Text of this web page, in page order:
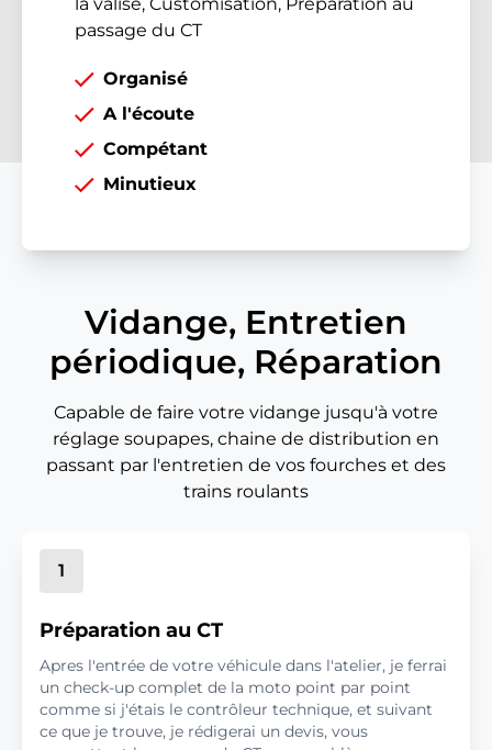
Organisé
A l'écoute
Compétant
Minutieux
passage du CT
Vidange, Entretien
périodique, Réparation
Capable de faire votre vidange jusqu'à votre
réglage soupapes, chaine de distribution en
passant par l'entretien de vos fourches et des
trains roulants
1
Préparation au CT
Apres l'entrée de votre véhicule dans l'atelier, je ferrai
un check-up complet de la moto point par point
comme si j'étais le contrôleur technique, et suivant
ce que je trouve, je rédigerai un devis, vous